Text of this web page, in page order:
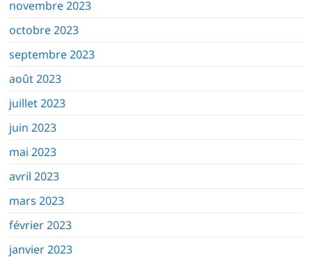
novembre 2023
octobre 2023
septembre 2023
août 2023
juillet 2023
juin 2023
mai 2023
avril 2023
mars 2023
février 2023
janvier 2023